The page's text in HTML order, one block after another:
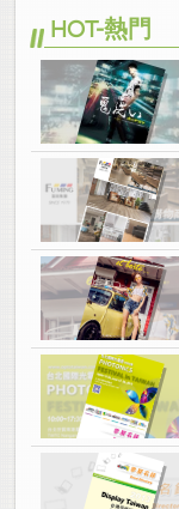
HOT-熱門